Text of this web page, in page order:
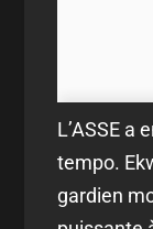
L’ASSE a
tempo.
gardien